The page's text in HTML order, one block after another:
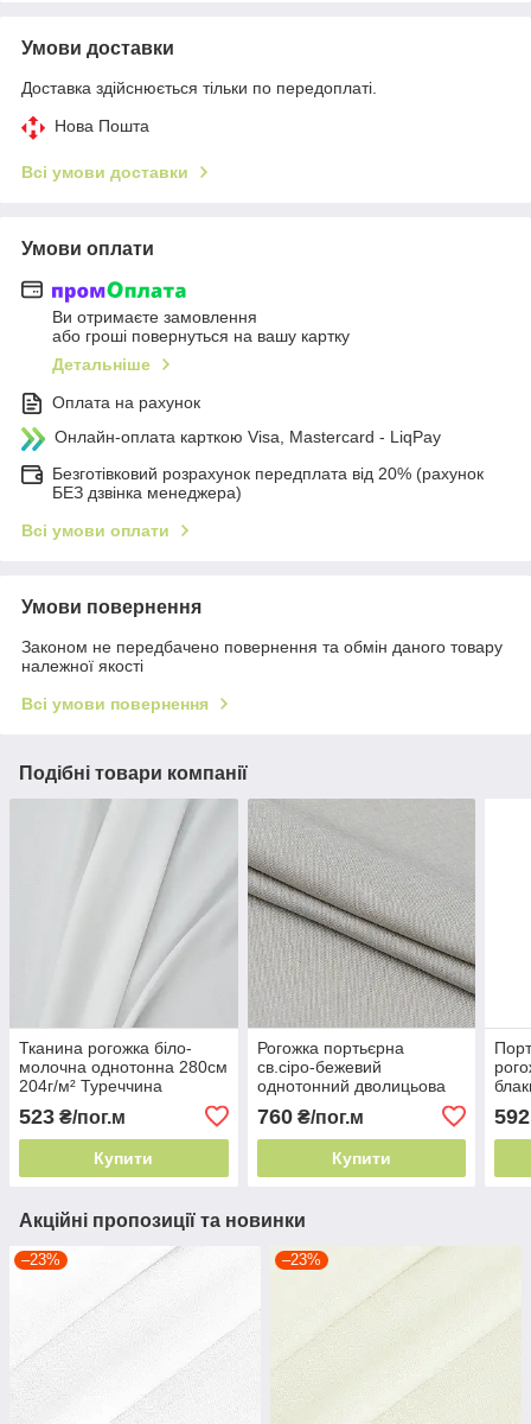
Умови доставки
Доставка здійснюється тільки по передоплаті.
Нова Пошта
Всі умови доставки
Умови оплати
Ви отримаєте замовлення
або гроші повернуться на вашу картку
Детальніше
Оплата на рахунок
Онлайн-оплата карткою Visa, Mastercard - LiqPay
Безготівковий розрахунок передплата від 20% (рахунок
БЕЗ дзвінка менеджера)
Всі умови оплати
Умови повернення
Законом не передбачено повернення та обмін даного товару
належної якості
Всі умови повернення
Подібні товари компанії
Тканина рогожка біло-
молочна однотонна 280см
204г/м² Туреччина
523 ₴/пог.м
Купити
Рогожка портьєрна
св.сіро-бежевий
однотонний дволицьова
305см 186г/м² Туреччина
стильне плетіння ниток
760₴/пог.м
Купити
592
Акційні пропозиції та новинки
–23% –23%